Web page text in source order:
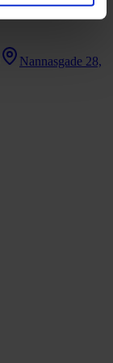
Nannasgade 28,